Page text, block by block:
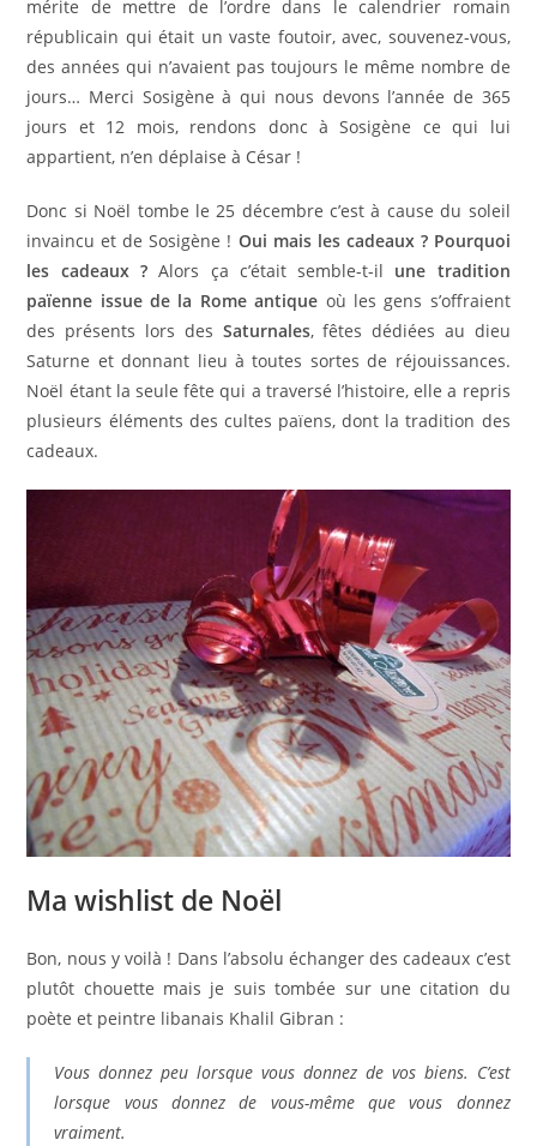
mérite de mettre de l’ordre dans le calendrier romain
républicain qui était un vaste foutoir, avec, souvenez-vous,
des années qui n’avaient pas toujours le même nombre de
jours… Merci Sosigène à qui nous devons l’année de 365
jours et 12 mois, rendons donc à Sosigène ce qui lui
appartient, n’en déplaise à César !
Donc si Noël tombe le 25 décembre c’est à cause du soleil
invaincu et de Sosigène ! Oui mais les cadeaux ? Pourquoi
les cadeaux ?Alors ça c’était semble-t-il une tradition
païenne issue de la Rome antique où les gens s’offraient
des présents lors des Saturnales, fêtes dédiées au dieu
Saturne et donnant lieu à toutes sortes de réjouissances.
Noël étant la seule fête qui a traversé l’histoire, elle a repris
plusieurs éléments des cultes païens, dont la tradition des
cadeaux.
Ma wishlist de Noël
Bon, nous y voilà ! Dans l’absolu échanger des cadeaux c’est
plutôt chouette mais je suis tombée sur une citation du
poète et peintre libanais Khalil Gibran :
Vous donnez peu lorsque vous donnez de vos biens. C’est
lorsque vous donnez de vous-même que vous donnez
vraiment.